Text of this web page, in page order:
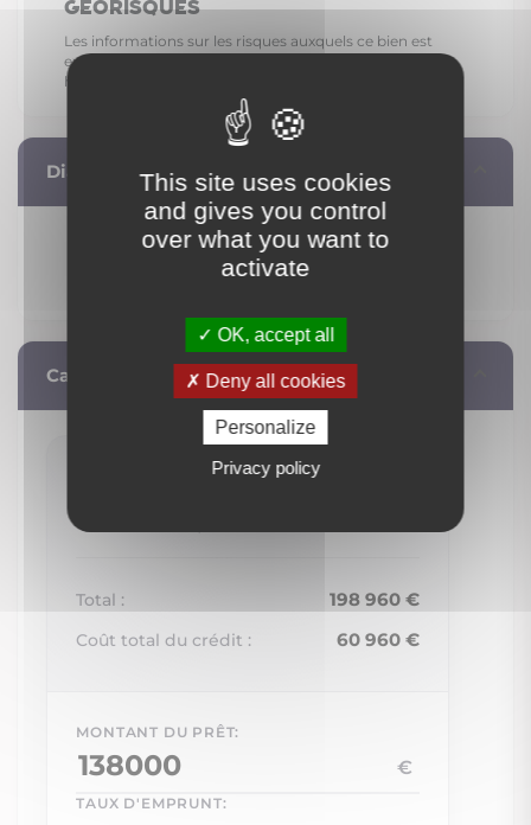
Géorisques
Les informations sur les risques auxquels ce bien est
exposé sont disponibles sur le site Géorisques.
https://www.georisques.gouv.fr
Diagnostic de performance énergétique
Calculez vos mensualités
MONTANT DU PRÊT:
€
TAUX D'EMPRUNT:
829 €
Total : 198 960 €
Coût total du crédit : 60 960 €
This site uses cookies
and gives you control
over what you want to
activate
OK, accept all
Deny all cookies
Personalize
Privacy policy